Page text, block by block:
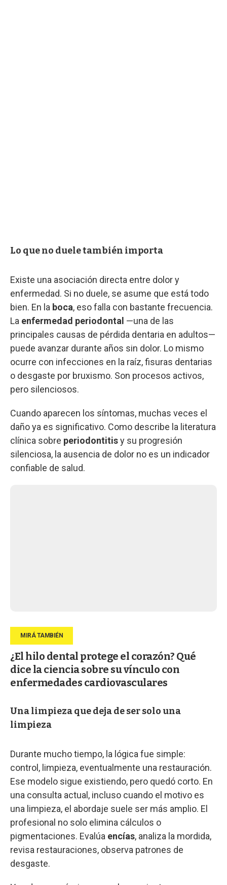
Lo que no duele también importa
Existe una asociación directa entre dolor y
enfermedad. Si no duele, se asume que está todo
bien. En la boca, eso falla con bastante frecuencia.
La enfermedad periodontal —una de las
principales causas de pérdida dentaria en adultos—
puede avanzar durante años sin dolor. Lo mismo
ocurre con infecciones en la raíz, fisuras dentarias
o desgaste por bruxismo. Son procesos activos,
pero silenciosos.
Cuando aparecen los síntomas, muchas veces el
daño ya es significativo. Como describe la literatura
clínica sobre periodontitisy su progresión
silenciosa, la ausencia de dolor no es un indicador
confiable de salud.
¿El hilo dental protege el corazón? Qué
dice la ciencia sobre su vínculo con
enfermedades cardiovasculares
Una limpieza que deja de ser solo una
limpieza
Durante mucho tiempo, la lógica fue simple:
control, limpieza, eventualmente una restauración.
Ese modelo sigue existiendo, pero quedó corto. En
una consulta actual, incluso cuando el motivo es
una limpieza, el abordaje suele ser más amplio. El
profesional no solo elimina cálculos o
pigmentaciones. Evalúa encías, analiza la mordida,
revisa restauraciones, observa patrones de
desgaste.